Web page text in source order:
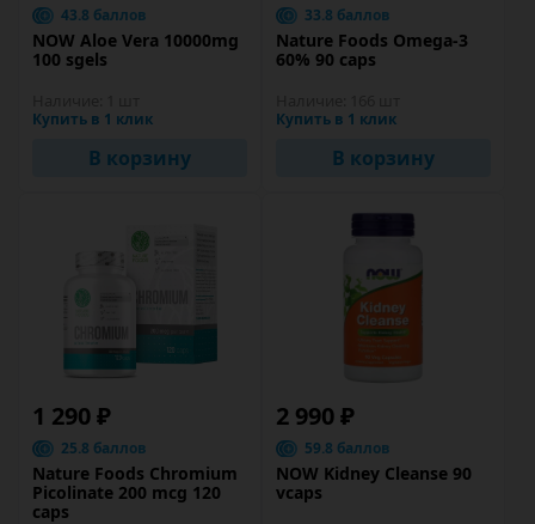
43.8 баллов
NOW Aloe Vera 10000mg
100 sgels
Купить в 1 клик
В корзину
33.8 баллов
Nature Foods Omega-3
60% 90 caps
Купить в 1 клик
В корзину
1 290 ₽
25.8 баллов
Nature Foods Chromium
Picolinate 200 mcg 120
caps
2 990 ₽
59.8 баллов
NOW Kidney Cleanse 90
vcaps